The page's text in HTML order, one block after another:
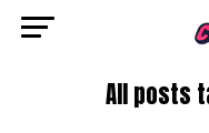
All posts